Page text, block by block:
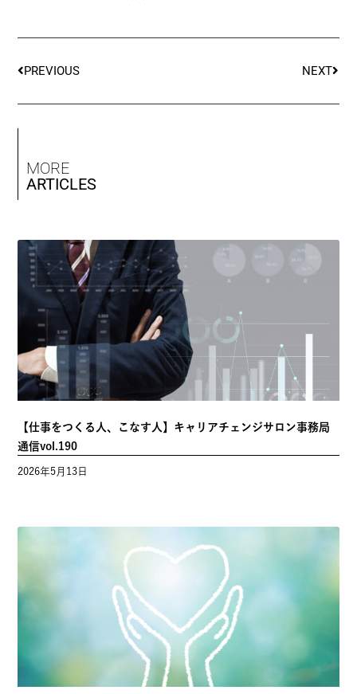
PREVIOUS NEXT
MORE
ARTICLES
【仕事をつくる人、こなす人】キャリアチェンジサロン事務局
通信vol.190
2026年5月13日